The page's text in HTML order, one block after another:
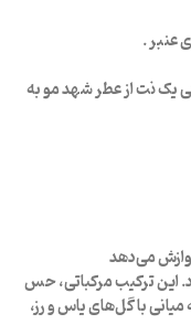
عنبر .
یک نت از عطر شهد مو به
می‌دهد
این ترکیب مرکباتی، حس
با گل‌های یاس و رز،